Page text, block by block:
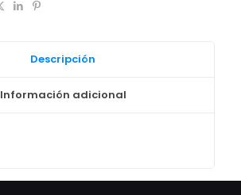
Descripción
Información adicional